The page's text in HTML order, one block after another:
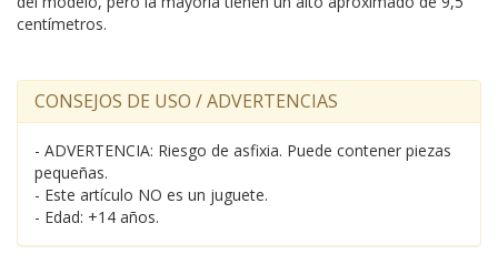
centímetros.
CONSEJOS DE USO / ADVERTENCIAS
- ADVERTENCIA: Riesgo de asfixia. Puede contener piezas
pequeñas.
- Este artículo NO es un juguete.
- Edad: +14 años.